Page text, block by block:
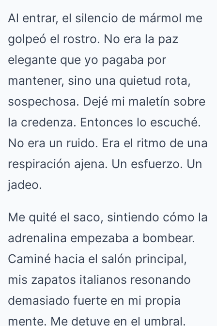
Al entrar, el silencio de mármol me
golpeó el rostro. No era la paz
elegante que yo pagaba por
mantener, sino una quietud rota,
sospechosa. Dejé mi maletín sobre
la credenza. Entonces lo escuché.
No era un ruido. Era el ritmo de una
respiración ajena. Un esfuerzo. Un
jadeo.
Me quité el saco, sintiendo cómo la
adrenalina empezaba a bombear.
Caminé hacia el salón principal,
mis zapatos italianos resonando
demasiado fuerte en mi propia
mente. Me detuve en el umbral.